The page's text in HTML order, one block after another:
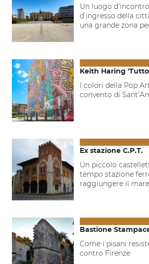
Un luogo
d’ingresso della
una grande zona
Keith Haring
I colori della Pop
convento di
Ex stazione C.P.T.
Un piccolo
tempo stazione
raggiungere il mare
Bastione
Come i pisani
contro Firenze